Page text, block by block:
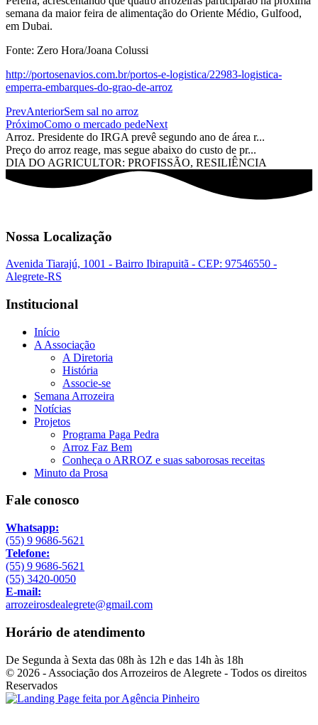
semana da maior feira de alimentação do Oriente Médio, Gulfood,
em Dubai.
Fonte: Zero Hora/Joana Colussi
http://portosenavios.com.br/portos-e-logistica/22983-logistica-
emperra-embarques-do-grao-de-arroz
PrevAnteriorSem sal no arroz
PróximoComo o mercado pedeNext
Arroz. Presidente do IRGA prevê segundo ano de área r...
Preço do arroz reage, mas segue abaixo do custo de pr...
DIA DO AGRICULTOR: PROFISSÃO, RESILIÊNCIA
Nossa Localização
Avenida Tiarajú, 1001 - Bairro Ibirapuitã - CEP: 97546550 -
Alegrete-RS
Institucional
Início
A Associação
A Diretoria
História
Associe-se
Semana Arrozeira
Notícias
Projetos
Programa Paga Pedra
Arroz Faz Bem
Conheça o ARROZ e suas saborosas receitas
Minuto da Prosa
Fale conosco
Whatsapp:
(55) 9 9686-5621
Telefone:
(55) 9 9686-5621
(55) 3420-0050
E-mail:
arrozeirosdealegrete@gmail.com
Horário de atendimento
De Segunda à Sexta das 08h às 12h e das 14h às 18h
© 2026 - Associação dos Arrozeiros de Alegrete - Todos os direitos
Reservados